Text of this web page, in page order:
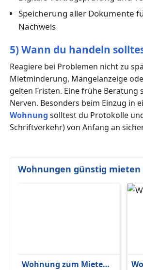
Speicherung aller Dokumente
Nachweis
5) Wann du handeln
Reagiere bei Problemen nicht zu
Mietminderung, Mängelanzeige
gelten Fristen. Eine frühe Beratung
Nerven. Besonders beim Einzug in
Wohnung solltest du Protokolle
Schriftverkehr) von Anfang an
Wohnungen günstig
Wohnung zum Mieten